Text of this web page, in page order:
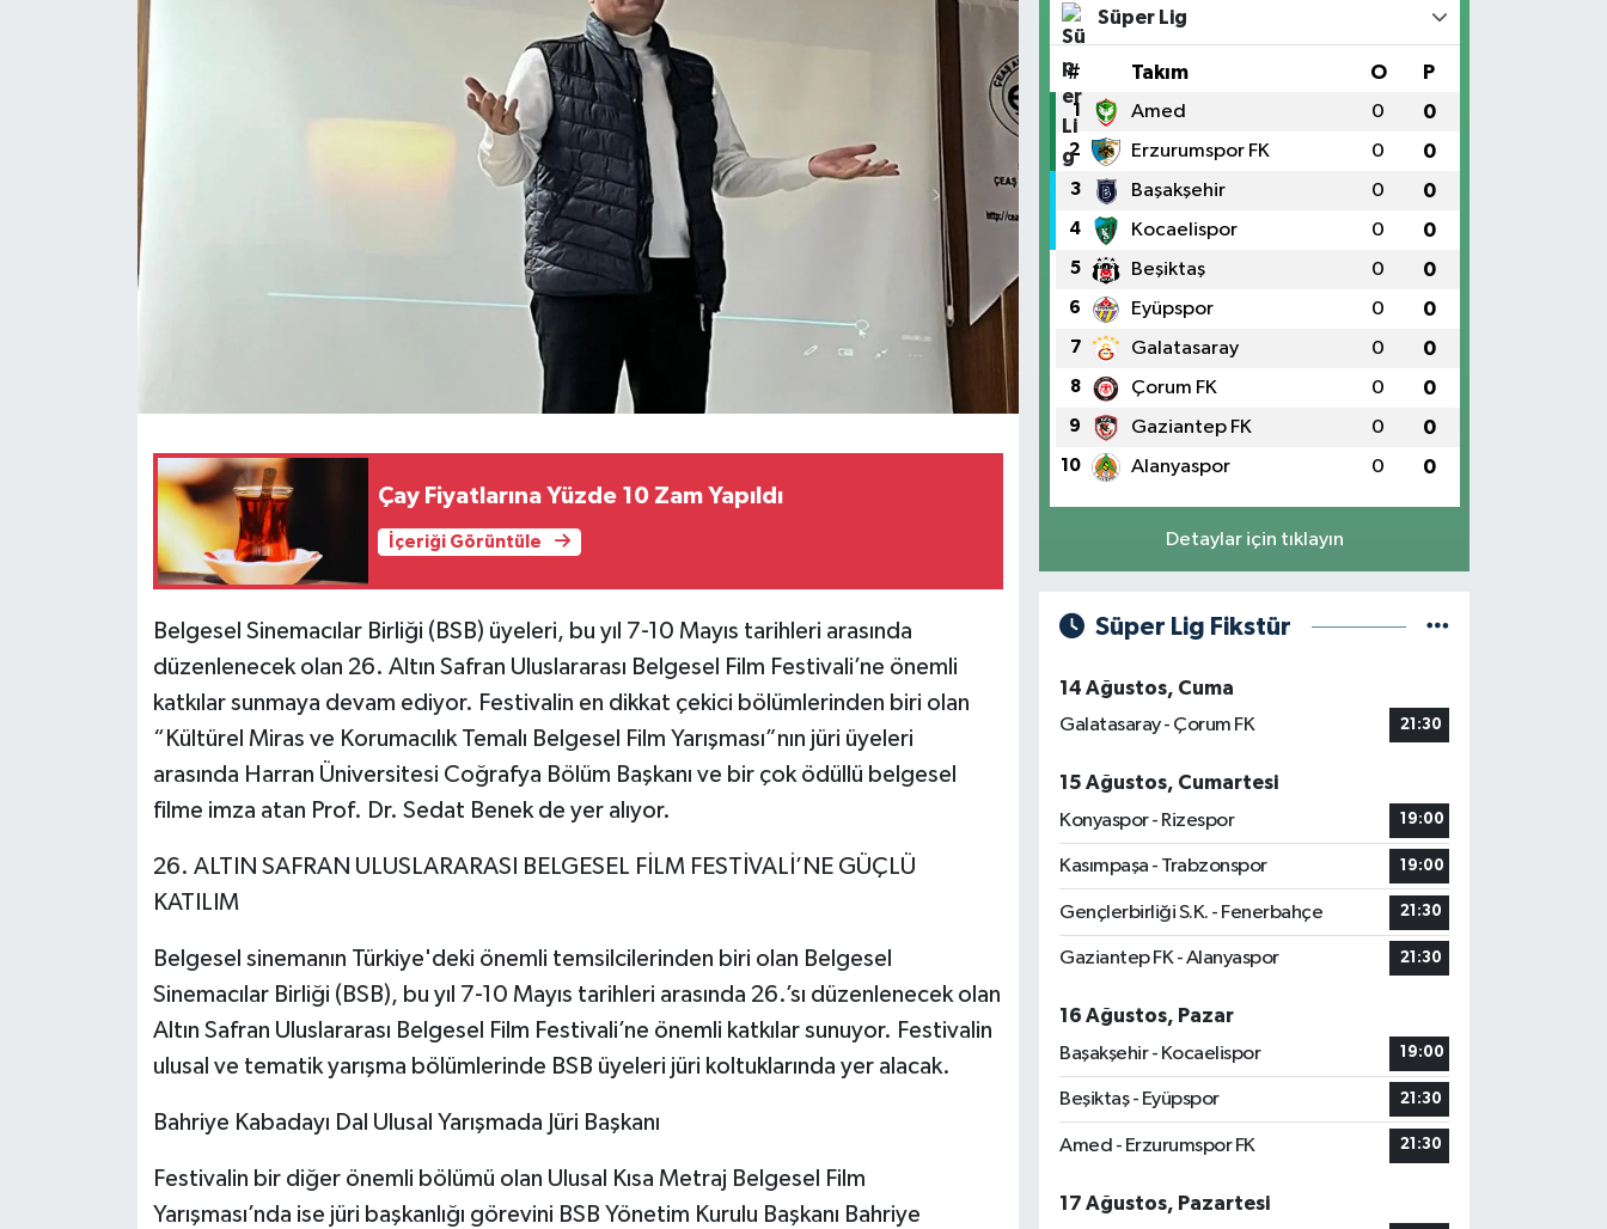
Çay Fiyatlarına Yüzde 10 Zam Yapıldı
İçeriği Görüntüle
Belgesel Sinemacılar Birliği (BSB) üyeleri, bu yıl 7-10 Mayıs tarihleri arasında
düzenlenecek olan 26. Altın Safran Uluslararası Belgesel Film Festivali’ne önemli
katkılar sunmaya devam ediyor. Festivalin en dikkat çekici bölümlerinden biri olan
“Kültürel Miras ve Korumacılık Temalı Belgesel Film Yarışması”nın jüri üyeleri
arasında Harran Üniversitesi Coğrafya Bölüm Başkanı ve bir çok ödüllü belgesel
filme imza atan Prof. Dr. Sedat Benek de yer alıyor.
26. ALTIN SAFRAN ULUSLARARASI BELGESEL FİLM FESTİVALİ’NE GÜÇLÜ
KATILIM
Belgesel sinemanın Türkiye'deki önemli temsilcilerinden biri olan Belgesel
Sinemacılar Birliği (BSB), bu yıl 7-10 Mayıs tarihleri arasında 26.’sı düzenlenecek olan
Altın Safran Uluslararası Belgesel Film Festivali’ne önemli katkılar sunuyor. Festivalin
ulusal ve tematik yarışma bölümlerinde BSB üyeleri jüri koltuklarında yer alacak.
Bahriye Kabadayı Dal Ulusal Yarışmada Jüri Başkanı
Festivalin bir diğer önemli bölümü olan Ulusal Kısa Metraj Belgesel Film
Yarışması’nda ise jüri başkanlığı görevini BSB Yönetim Kurulu Başkanı Bahriye
Süper Lig
# Takım O P
1 Amed 0 0
2 Erzurumspor FK 0 0
3 Başakşehir 0 0
4 Kocaelispor 0 0
5 Beşiktaş 0 0
6 Eyüpspor 0 0
7 Galatasaray 0 0
8 Çorum FK 0 0
9 Gaziantep FK 0 0
10 Alanyaspor 0 0
Detaylar için tıklayın
Süper Lig Fikstür
14 Ağustos, Cuma
Galatasaray - Çorum FK
21:30
15 Ağustos, Cumartesi
Konyaspor - Rizespor
19:00
Kasımpaşa - Trabzonspor 19:00
Gençlerbirliği S.K. - Fenerbahçe 21:30
Gaziantep FK - Alanyaspor 21:30
16 Ağustos, Pazar
Başakşehir - Kocaelispor
19:00
Beşiktaş - Eyüpspor 21:30
Amed - Erzurumspor FK 21:30
17 Ağustos, Pazartesi